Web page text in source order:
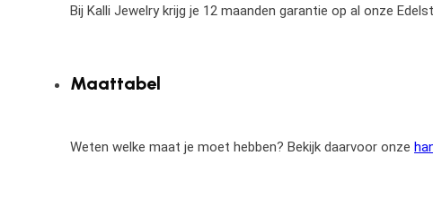
Bij Kalli Jewelry krijg je 12 maanden garantie op al onze
Maattabel
Weten welke maat je moet hebben? Bekijk daarvoor onze